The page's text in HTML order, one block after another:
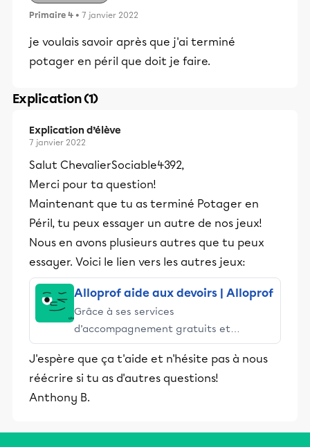
Primaire 4 • 7 janvier 2022
je voulais savoir après que j'ai terminé
potager en péril que doit je faire.
Explication (1)
Explication d’élève
7 janvier 2022
Salut ChevalierSociable4392,
Merci pour ta question!
Maintenant que tu as terminé Potager en
Péril, tu peux essayer un autre de nos jeux!
Nous en avons plusieurs autres que tu peux
essayer. Voici le lien vers les autres jeux:
Alloprof aide aux devoirs | Alloprof
Grâce à ses services
d’accompagnement gratuits et
stimulants, Alloprof engage les élèves
et leurs parents dans la réussite
éducative.
J'espère que ça t'aide et n'hésite pas à nous
réécrire si tu as d'autres questions!
Anthony B.